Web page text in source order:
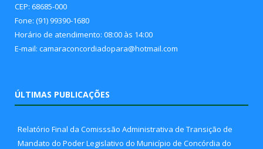
CEP: 68685-000
Fone: (91) 99390-1680
Horário de atendimento: 08:00 às 14:00
E-mail: camaraconcordiadopara@hotmail.com
ÚLTIMAS PUBLICAÇÕES
Relatório Final da Comisssão Administrativa de Transição de
Mandato do Poder Legislativo do Município de Concórdia do